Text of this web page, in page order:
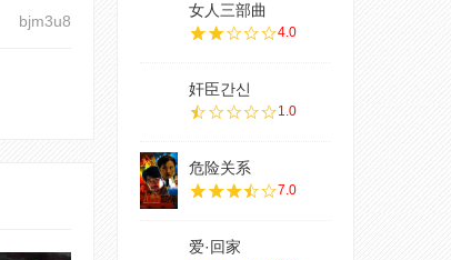
bjm3u8
女人三部曲
4.0
奸臣간신
1.0
危险关系
7.0
爱·回家